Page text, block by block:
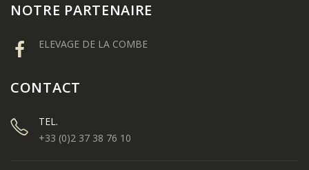
NOTRE PARTENAIRE
ELEVAGE DE LA COMBE
CONTACT
TEL.
+33 (0)2 37 38 76 10